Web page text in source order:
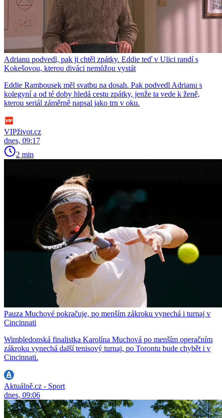
Adrianu podvedl, pak ji chtěl zpátky. Eddie teď v Ulici randí s
Kokešovou, kterou diváci nemůžou vystát
Eddie Rambousek měl svatbu na dosah. Pak podvedl Adrianu s
kolegyní a od té doby hledá cestu zpátky, jenže ta vede k ženě,
kterou seriál záměrně napsal jako trn v oku.
VIPživot.cz
dnes, 09:17
2 min
Pauza Muchové pokračuje, po menším zákroku vynechá i turnaj v
Cincinnati
Wimbledonská finalistka Karolína Muchová po menším operačním
zákroku vynechá další tenisový turnaj, po Torontu bude chybět i v
Cincinnati.
Aktuálně.cz - Sport
dnes, 09:06